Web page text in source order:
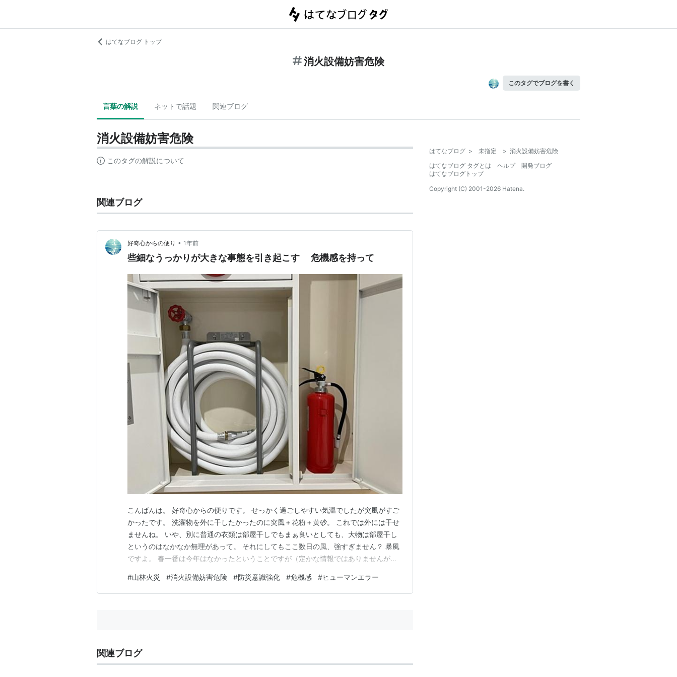
はてなブログ トップ
消火設備妨害危険
このタグでブログを書く
言葉の解説 ネットで話題 関連ブログ
消火設備妨害危険
このタグの解説について
関連ブログ
好奇心からの便り • 1年前
些細なうっかりが大きな事態を引き起こす 危機感を持って
こんばんは。 好奇心からの便りです。 せっかく過ごしやすい気温でしたが突風がすご
かったです。 洗濯物を外に干したかったのに突風＋花粉＋黄砂。 これでは外には干せ
ませんね。 いや、別に普通の衣類は部屋干しでもまぁ良いとしても、大物は部屋干し
というのはなかなか無理があって。 それにしてもここ数日の風、強すぎません？ 暴風
ですよ。 春一番は今年はなかったということですが（定かな情報ではありませんが）
でなりません。 洗濯物が飛ぶくらいのことなら何でもないことですが、民家にまで押
し寄せてくる山火事を思うと、この突風、治まってほ…
#山林火災 #消火設備妨害危険 #防災意識強化 #危機感 #ヒューマンエラー
関連ブログ
はてなブログ > 未指定 > 消火設備妨害危険
はてなブログ タグとは
ヘルプ
開発ブログ
はてなブログトップ
Copyright (C) 2001-2026 Hatena.